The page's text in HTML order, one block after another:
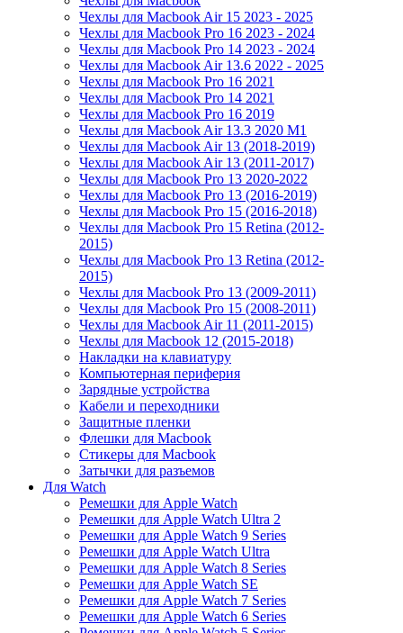
Чехлы для Macbook Air 15 2023 - 2025
Чехлы для Macbook Pro 16 2023 - 2024
Чехлы для Macbook Pro 14 2023 - 2024
Чехлы для Macbook Air 13.6 2022 - 2025
Чехлы для Macbook Pro 16 2021
Чехлы для Macbook Pro 14 2021
Чехлы для Macbook Pro 16 2019
Чехлы для Macbook Air 13.3 2020 M1
Чехлы для Macbook Air 13 (2018-2019)
Чехлы для Macbook Air 13 (2011-2017)
Чехлы для Macbook Pro 13 2020-2022
Чехлы для Macbook Pro 13 (2016-2019)
Чехлы для Macbook Pro 15 (2016-2018)
Чехлы для Macbook Pro 15 Retina (2012-
2015)
Чехлы для Macbook Pro 13 Retina (2012-
2015)
Чехлы для Macbook Pro 13 (2009-2011)
Чехлы для Macbook Pro 15 (2008-2011)
Чехлы для Macbook Air 11 (2011-2015)
Чехлы для Macbook 12 (2015-2018)
Накладки на клавиатуру
Компьютерная периферия
Зарядные устройства
Кабели и переходники
Защитные пленки
Флешки для Macbook
Стикеры для Macbook
Затычки для разъемов
Для Watch
Ремешки для Apple Watch
Ремешки для Apple Watch Ultra 2
Ремешки для Apple Watch 9 Series
Ремешки для Apple Watch Ultra
Ремешки для Apple Watch 8 Series
Ремешки для Apple Watch SE
Ремешки для Apple Watch 7 Series
Ремешки для Apple Watch 6 Series